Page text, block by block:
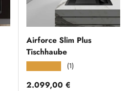
Airforce Slim Plus
Tischhaube
(1)
Normaler Preis
2.099,00 €